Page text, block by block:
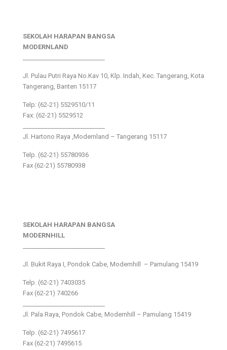
SEKOLAH HARAPAN BANGSA
MODERNLAND
Jl. Pulau Putri Raya No.Kav 10, Klp. Indah, Kec. Tangerang, Kota
Tangerang, Banten 15117
Telp: (62-21) 5529510/11
Fax: (62-21) 5529512
Jl. Hartono Raya ,Modernland – Tangerang 15117
Telp. (62-21) 55780936
Fax (62-21) 55780938
SEKOLAH HARAPAN BANGSA
MODERNHILL
Jl. Bukit Raya I, Pondok Cabe, Modernhill – Pamulang 15419
Telp. (62-21) 7403035
Fax (62-21) 740266
Jl. Pala Raya, Pondok Cabe, Modernhill – Pamulang 15419
Telp. (62-21) 7495617
Fax (62-21) 7495615